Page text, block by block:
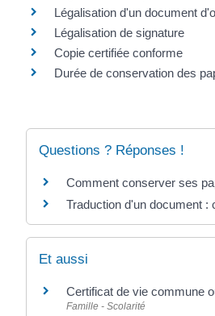
Légalisation d'un document
Légalisation de signature
Copie certifiée conforme
Durée de conservation des
Questions ? Réponses !
Comment conserver ses
Traduction d'un document :
Et aussi
Certificat de vie commune
Famille - Scolarité